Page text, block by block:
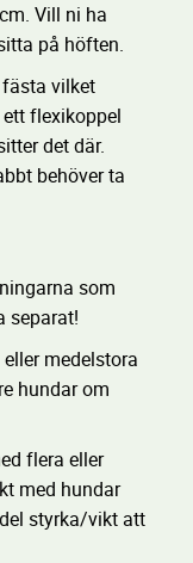
Vill ni ha
på höften.
vilket
flexikoppel
det där.
behöver ta
som
separat!
medelstora
hundar om
flera eller
med hundar
styrka/vikt att